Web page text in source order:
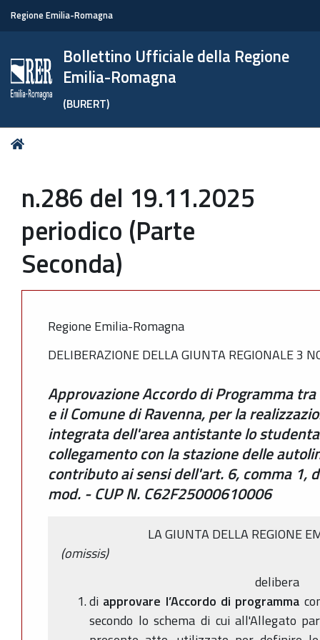
Regione Emilia-Romagna
Bollettino Ufficiale della Regione
Emilia-Romagna
(BURERT)
Tu
n.286 del 19.11.2025
periodico (Parte
Seconda)
Regione Emilia-Romagna
DELIBERAZIONE DELLA GIUNTA REGIONALE 3
Approvazione Accordo di Programma
e il Comune di Ravenna, per la
integrata dell'area antistante lo
collegamento con la stazione delle
contributo ai sensi dell'art. 6, comma 1,
mod. - CUP N. C62F25000610006
LA GIUNTA DELLA REGIONE
(omissis)
delibera
di approvare l’Accordo di programma
secondo lo schema di cui all'Allegato